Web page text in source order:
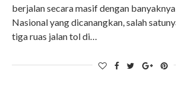
berjalan secara masif dengan
Nasional yang dicanangkan, salah
tiga ruas jalan tol di…